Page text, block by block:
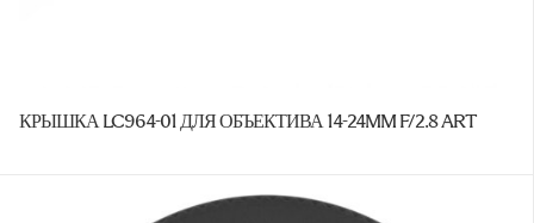
КРЫШКА LC964-01 ДЛЯ ОБЪЕКТИВА 14-24MM F/2.8 ART